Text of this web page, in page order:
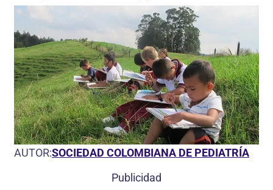
AUTOR:SOCIEDAD COLOMBIANA DE PEDIATRÍA
Publicidad